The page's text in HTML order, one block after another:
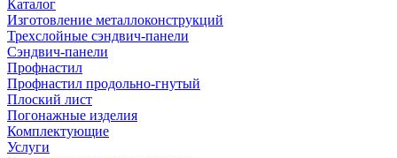
Каталог
Изготовление металлоконструкций
Трехслойные сэндвич-панели
Сэндвич-панели
Профнастил
Профнастил продольно-гнутый
Плоский лист
Погонажные изделия
Комплектующие
Услуги